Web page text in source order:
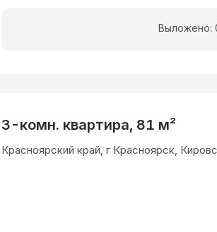
Выложено:
3-комн. квартира, 81 м²
Красноярский край, г Красноярск,